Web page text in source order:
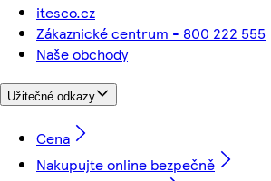
itesco.cz
Zákaznické centrum - 800 222 555
Naše obchody
Užitečné odkazy
Cena
Nakupujte online bezpečně